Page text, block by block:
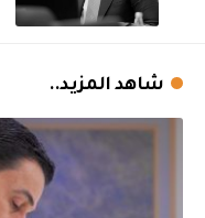
شاهد المزيد..